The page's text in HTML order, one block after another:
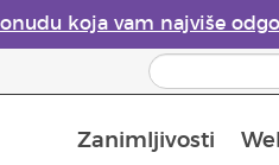
koja vam najviše
Zanimljivosti